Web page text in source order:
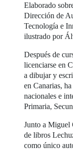
Elaborado
Dirección de
Tecnología e
ilustrado por
Después de
licenciarse en
a dibujar y
en Canarias,
nacionales e
Primaria,
Junto a Miguel
de libros
como único